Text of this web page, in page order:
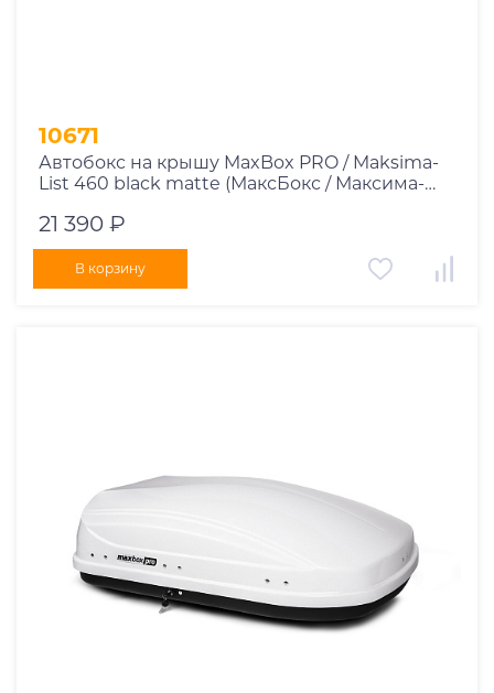
10671
Автобокс на крышу MaxBox PRO / Maksima-
List 460 black matte (МаксБокс / Максима-
21 390 ₽
В корзину